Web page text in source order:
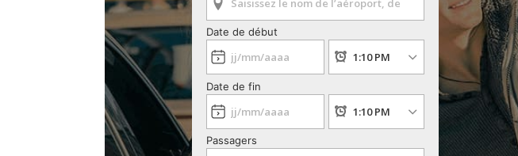
Date de début
Date de fin
Passagers